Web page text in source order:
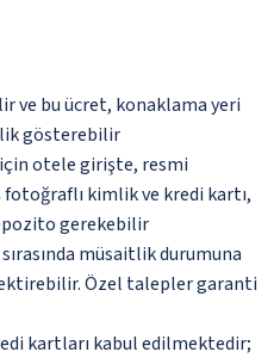
ve bu ücret, konaklama yeri
gösterebilir
otele girişte, resmi
kimlik ve kredi kartı,
gerekebilir
müsaitlik durumuna
Özel talepler garanti
kartları kabul edilmektedir;